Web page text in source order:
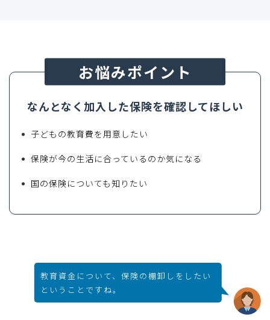
お悩みポイント
なんとなく加入した保険を確認してほしい
子どもの教育費を用意したい
保険が今の生活に合っているのか気になる
国の保険についても知りたい
教育資金について、保険の棚卸しをしたい
ということですね。